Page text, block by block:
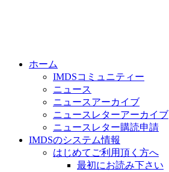
ホーム
IMDSコミュニティー
ニュース
ニュースアーカイブ
ニュースレターアーカイブ
ニュースレター購読申請
IMDSのシステム情報
はじめてご利用頂く方へ
最初にお読み下さい